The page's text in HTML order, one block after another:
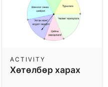
Хөтөлбөр харах
ACTIVITY